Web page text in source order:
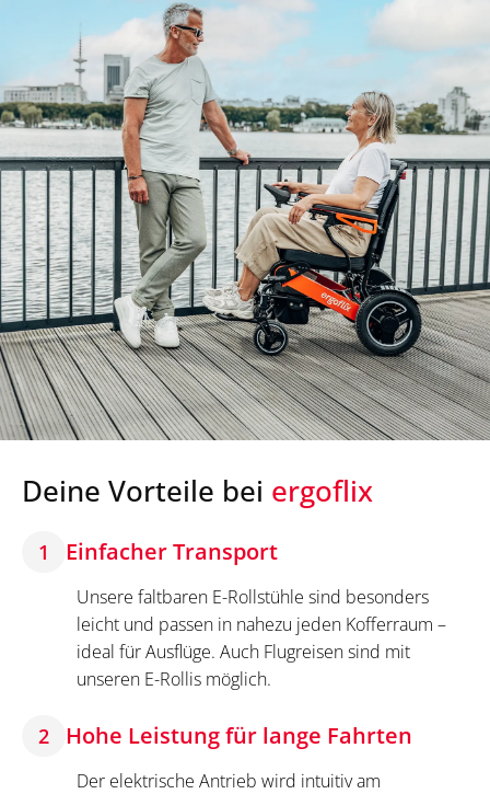
Deine Vorteile bei ergoflix
1 Einfacher Transport
Unsere faltbaren E-Rollstühle sind besonders
leicht und passen in nahezu jeden Kofferraum –
ideal für Ausflüge. Auch Flugreisen sind mit
unseren E-Rollis möglich.
2 Hohe Leistung für lange Fahrten
Der elektrische Antrieb wird intuitiv am